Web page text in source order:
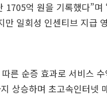
억 원을 기록했다”
만 일회성 인센티브 지급
른 순증 효과로 서비스
상승하며 초고속인터넷